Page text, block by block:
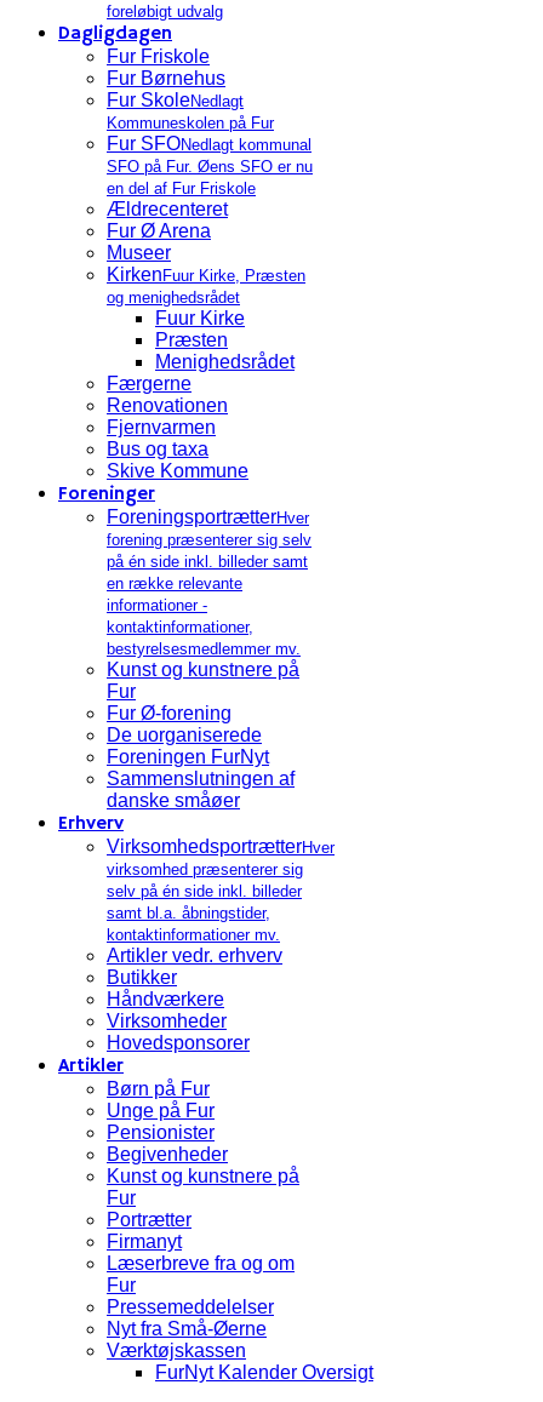
foreløbigt udvalg
Dagligdagen
Fur Friskole
Fur Børnehus
Fur SkoleNedlagt
Kommuneskolen på Fur
Fur SFONedlagt kommunal
SFO på Fur. Øens SFO er nu
en del af Fur Friskole
Ældrecenteret
Fur Ø Arena
Museer
Kirken Fuur Kirke, Præsten
og menighedsrådet
Fuur Kirke
Præsten
Menighedsrådet
Færgerne
Renovationen
Fjernvarmen
Bus og taxa
Skive Kommune
Foreninger
ForeningsportrætterHver
forening præsenterer sig selv
på én side inkl. billeder samt
en række relevante
informationer -
kontaktinformationer,
bestyrelsesmedlemmer mv.
Kunst og kunstnere på
Fur
Fur Ø-forening
De uorganiserede
Foreningen FurNyt
Sammenslutningen af
danske småøer
Erhverv
VirksomhedsportrætterHver
virksomhed præsenterer sig
selv på én side inkl. billeder
samt bl.a. åbningstider,
kontaktinformationer mv.
Artikler vedr. erhverv
Butikker
Håndværkere
Virksomheder
Hovedsponsorer
Artikler
Børn på Fur
Unge på Fur
Pensionister
Begivenheder
Kunst og kunstnere på
Fur
Portrætter
Firmanyt
Læserbreve fra og om
Fur
Pressemeddelelser
Nyt fra Små-Øerne
Værktøjskassen
FurNyt Kalender Oversigt